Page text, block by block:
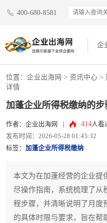
400-680-8581
企
位置： 企业出海网 > 资讯中心 >
详情
加蓬企业所得税缴纳的
作者：企业出海网 414人看
发布时间：2026-05-28 01:45:32
标签： 加蓬企业所得税缴纳
本文为在加蓬经营的企业提
尽操作指南，系统梳理了从
程步骤，并清晰说明了月度
的具体时限与要求，旨在帮